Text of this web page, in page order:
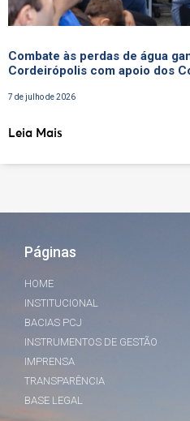
Combate às perdas de água
Cordeirópolis com apoio dos
7 de julho de 2026
Leia Mais
Páginas
HOME
INSTITUCIONAL
BACIAS PCJ
INSTRUMENTOS DE GESTÃO
IMPRENSA
TRANSPARÊNCIA
BASE LEGAL